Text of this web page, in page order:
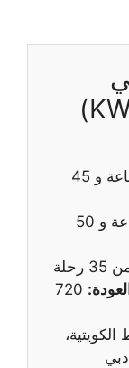
حوالي 1 ساعة و 45
حوالي 1 ساعة و 50
رحلة
720